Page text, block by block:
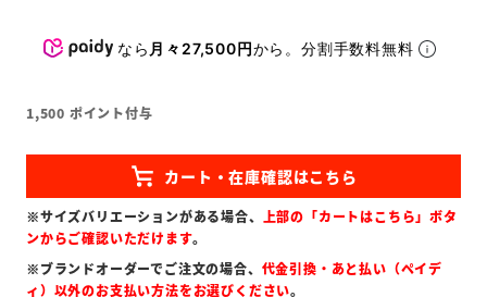
なら 月々27,500円から。分割手数料無料
1,500 ポイント付与
※サイズバリエーションがある場合、 上部の「カートはこちら」ボタ
ンからご確認いただけます。
※ブランドオーダーでご注文の場合、 代金引換・あと払い（ペイデ
ィ）以外のお支払い方法をお選びください。